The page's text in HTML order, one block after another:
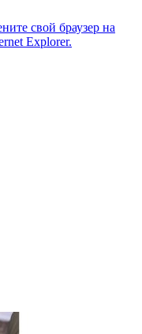
свой браузер на
Explorer.